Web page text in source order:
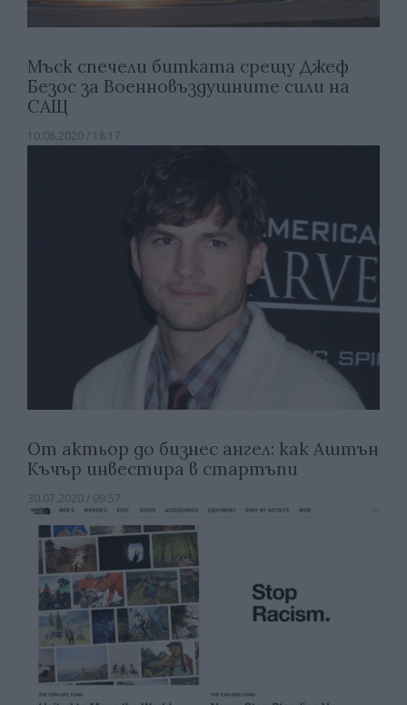
Мъск спечели битката срещу Джеф
Безос за Военновъздушните сили на
САЩ
10.08.2020 / 18:17
От актьор до бизнес ангел: как Аштън
Къчър инвестира в стартъпи
30.07.2020 / 09:57